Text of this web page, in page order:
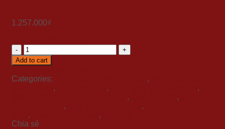
1.257.000₫
Set
quà
Tết
"Vinh
Hoa
quantity
Add to cart
Categories:
,
, ,
,
, ,
, ,
, ,
Chia sẻ